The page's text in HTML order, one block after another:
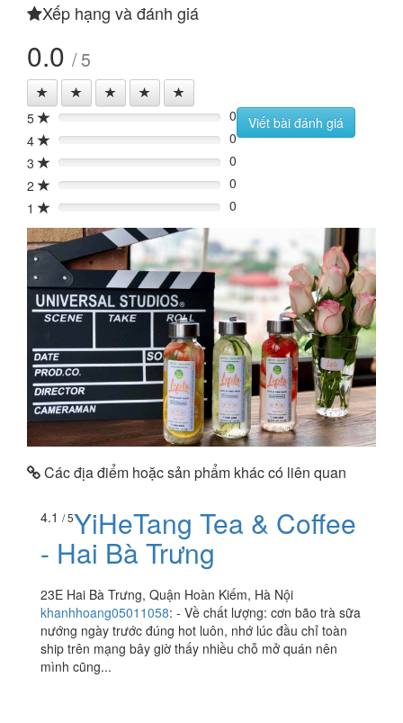
Xếp hạng và đánh giá
0.0 / 5
5 0%
0
4
0%
0
3
0%
0
2
0%
0
1
0% 0
Viết bài đánh giá
Các địa điểm hoặc sản phẩm khác có liên quan
4.1 / 5YiHeTang Tea & Coffee
- Hai Bà Trưng
23E Hai Bà Trưng, Quận Hoàn Kiếm, Hà Nội
khanhhoang05011058: - Về chất lượng: cơn bão trà sữa
nướng ngày trước đúng hot luôn, nhớ lúc đầu chỉ toàn
ship trên mạng bây giờ thấy nhiều chỗ mở quán nên
mình cũng...